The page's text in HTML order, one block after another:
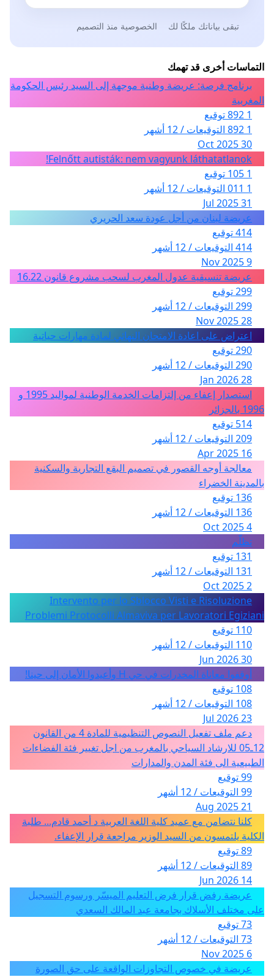
تبقى بياناتك ملكًا لك الخصوصية منذ التصميم
التماسات أخرى قد تهمك
برنامج فرصة: عريضة وطنية موجهة إلى السيد رئيس الحكومة
المغربية
1 892 توقيع
1 892 التوقيعات / 12 أشهر
30 Oct 2025
Felnőtt autisták: nem vagyunk láthatatlanok!
1 105 توقيع
1 011 التوقيعات / 12 أشهر
31 Jul 2025
عريضة لبنان من أجل عودة سعد الحريري
414 توقيع
414 التوقيعات / 12 أشهر
9 Nov 2025
عريضة تنسيقية عدول المغرب لسحب مشروع قانون 16.22
299 توقيع
299 التوقيعات / 12 أشهر
28 Nov 2025
اعتراض على اعادة الامتحان النهائي لمادة مهارات حياتية
290 توقيع
290 التوقيعات / 12 أشهر
28 Jan 2026
استصدار إعفاء من إلتزامات الخدمة الوطنية لمواليد 1995 و
1996 بالجزائر
514 توقيع
209 التوقيعات / 12 أشهر
16 Apr 2025
معالجة أوجه القصور في تصميم البقع التجارية والسكنية
بالمدينة الخضراء
136 توقيع
136 التوقيعات / 12 أشهر
4 Oct 2025
تظلّم
131 توقيع
131 التوقيعات / 12 أشهر
2 Oct 2025
Intervento per lo Sblocco Visti e Risoluzione
Problemi Protocolli Almaviva per Lavoratori Egiziani
110 توقيع
110 التوقيعات / 12 أشهر
30 Jun 2026
أوقفوا معاناة المخدرات في حي H وأعيدوا الأمان إلى حينا!
108 توقيع
108 التوقيعات / 12 أشهر
23 Jul 2026
دعم ملف تفعيل النصوص التنظيمية للمادة 4 من القانون
12ـ05 للارشاد السياحي بالمغرب من اجل تغيير فئة الفضاءات
الطبيعية الى فئة المدن والمدارات
99 توقيع
99 التوقيعات / 12 أشهر
21 Aug 2025
كلنا نتضامن مع عميد كلية اللغة العربية د أحمد قادم... طلبة
الكلية يلتمسون من السيد الوزير مراجعة قرار الإعفاء.
89 توقيع
89 التوقيعات / 12 أشهر
14 Jun 2026
عريضة رفض قرار فرض التعليم الميسّر ورسوم التسجيل
على مختلف الأسلاك بجامعة عبد المالك السعدي
73 توقيع
73 التوقيعات / 12 أشهر
6 Nov 2025
عريضة في خصوص التجاوزات الواقعة على حق الصورة